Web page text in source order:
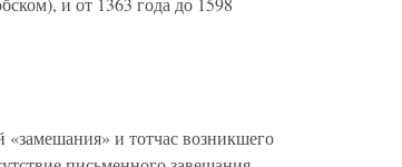
и тотчас возникшего